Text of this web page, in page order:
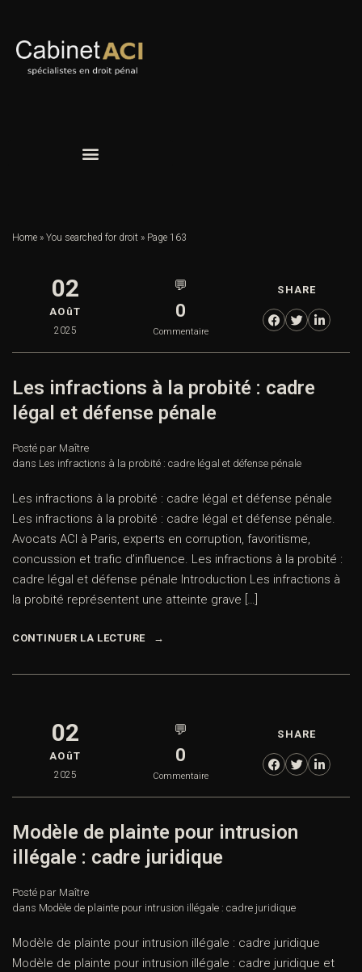
Home » You searched for droit » Page 163
02
AOûT
2025
💬
0
Commentaire
SHARE
Les infractions à la probité : cadre
légal et défense pénale
Posté par Maître
dans Les infractions à la probité : cadre légal et défense pénale
Les infractions à la probité : cadre légal et défense pénale
Les infractions à la probité : cadre légal et défense pénale.
Avocats ACI à Paris, experts en corruption, favoritisme,
concussion et trafic d’influence. Les infractions à la probité :
cadre légal et défense pénale Introduction Les infractions à
la probité représentent une atteinte grave […]
CONTINUER LA LECTURE
02
AOûT
2025
💬
0
Commentaire
SHARE
Modèle de plainte pour intrusion
illégale : cadre juridique
Posté par Maître
dans Modèle de plainte pour intrusion illégale : cadre juridique
Modèle de plainte pour intrusion illégale : cadre juridique
Modèle de plainte pour intrusion illégale : cadre juridique et